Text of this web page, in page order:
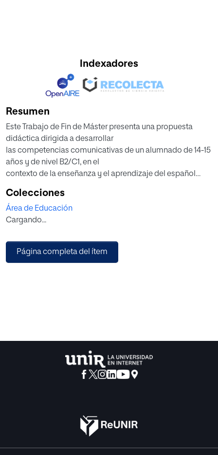
Indexadores
Resumen
Este Trabajo de Fin de Máster presenta una propuesta
didáctica dirigida a desarrollar
las competencias comunicativas de un alumnado de 14-15
años y de nivel B2/C1, en el
contexto de la enseñanza y el aprendizaje del español
el marco de la acción educativa exterior española y,
especialmente, de las secciones
internacionales españolas establecidas en Francia. La
sustenta en el marco conceptual, flexible y ecléctico, que
proporciona la pedagogía
inserto académicamente en
entornos pluriculturales.
Colecciones
Área de Educación
Cargando...
Página completa del ítem